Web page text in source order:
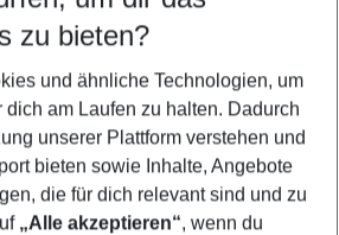
Schweiz
zu bieten?
und ähnliche Technologien, um
dich am Laufen zu halten. Dadurch
unserer Plattform verstehen und
bieten sowie Inhalte, Angebote
die für dich relevant sind und zu
„Alle akzeptieren“, wenn du